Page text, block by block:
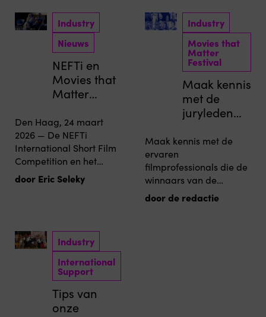
Industry
Nieuws
NEFTi en
Movies that
Matter
bundelen
krachten
voor
ontheemde
filmmakers
Den Haag, 24 maart
2026 — De NEFTi
International Short Film
Competition en het
Movies that Matter
Festival hebben een
ontheemde filmmakers
in de Europese diaspora
en op het Afrikaanse
continent. De
samenwerking markeert
de lancering van de
door Eric Seleky
Industry
Movies that
Matter
Festival
Maak kennis
met de
juryleden
Movies that
Festival
2026
Maak kennis met de
ervaren
filmprofessionals die de
winnaars van de
awards van dit jaar
gaan bepalen,
door de redactie
Industry
International
Support
Tips van
onze